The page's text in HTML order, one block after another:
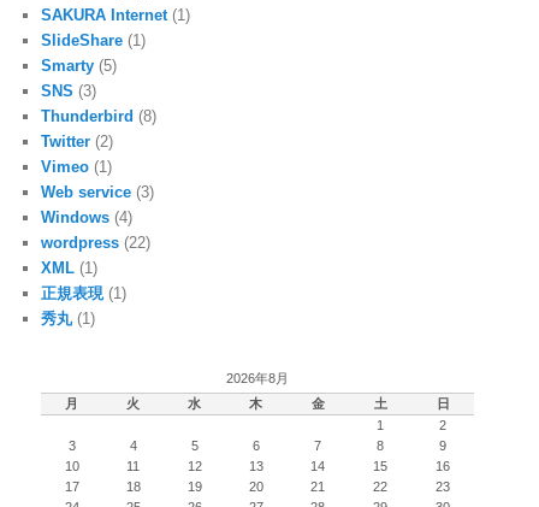
SAKURA Internet (1)
SlideShare (1)
Smarty (5)
SNS (3)
Thunderbird (8)
Twitter (2)
Vimeo (1)
Web service (3)
Windows (4)
wordpress (22)
XML (1)
正規表現 (1)
秀丸(1)
2026年8月
月
火 水 木 金 土 日
1
2
3
4 5 6 7 8
9
10
11 12 13 14 15
16
17
18 19 20 21 22
23